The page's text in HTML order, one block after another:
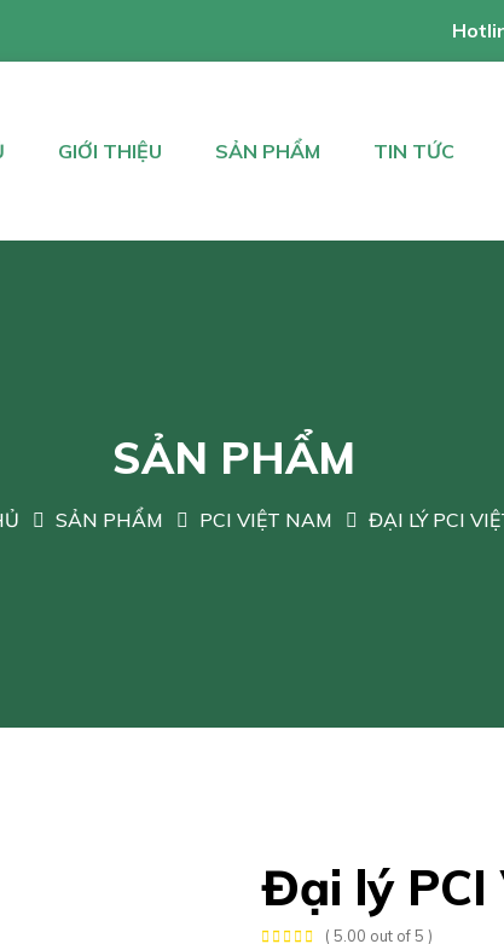
GIỚI THIỆU SẢN PHẨM TIN TỨC
SẢN PHẨM
SẢN PHẨM PCI VIỆT NAM ĐẠI LÝ PCI
Đại lý PCI
( 5.00 out of 5 )